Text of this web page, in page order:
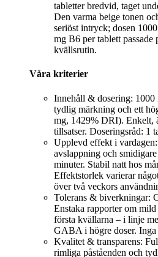
Den varma beige tonen
seriöst intryck; dosen
mg B6 per tablett passade
kvällsrutin.
Våra kriterier
Innehåll & dosering:
tydlig märkning och ett
mg, 1429% DRI). Enkelt,
tillsatser. Doseringsråd: 1
Upplevd effekt i
avslappning och
minuter. Stabil natt hos
Effektstorlek varierar
över två veckors
Tolerans & biverkningar:
Enstaka rapporter om
första kvällarna – i linje
GABA i högre doser. Inga
Kvalitet & transparens:
rimliga påståenden och